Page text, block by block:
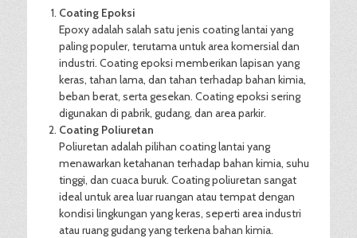
Coating Epoksi
Epoxy adalah salah satu jenis coating lantai yang
paling populer, terutama untuk area komersial dan
industri. Coating epoksi memberikan lapisan yang
keras, tahan lama, dan tahan terhadap bahan kimia,
beban berat, serta gesekan. Coating epoksi sering
digunakan di pabrik, gudang, dan area parkir.
Coating Poliuretan
Poliuretan adalah pilihan coating lantai yang
menawarkan ketahanan terhadap bahan kimia, suhu
tinggi, dan cuaca buruk. Coating poliuretan sangat
ideal untuk area luar ruangan atau tempat dengan
kondisi lingkungan yang keras, seperti area industri
atau ruang gudang yang terkena bahan kimia.